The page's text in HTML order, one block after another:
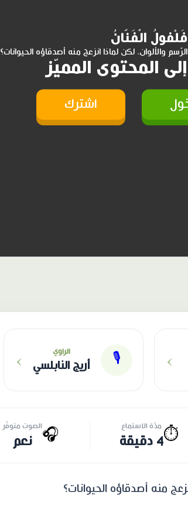
فَلْفولُ الْفَنّانُ
والألوان، لكن لماذا انزعج منه أصدقاؤه الحيوانات؟
المحتوى المميّز
اشترك
›
🎙 الراوي
أريج النابلسي ›
⏱️ مدّة الاستماع
4 دقيقة 🎧الصوت متوفّر
نعم
منه أصدقاؤه الحيوانات؟